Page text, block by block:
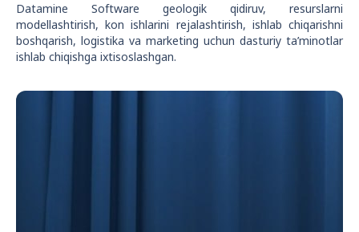
Datamine Software geologik qidiruv, resurslarni
modellashtirish, kon ishlarini rejalashtirish, ishlab chiqarishni
boshqarish, logistika va marketing uchun dasturiy ta’minotlar
ishlab chiqishga ixtisoslashgan.